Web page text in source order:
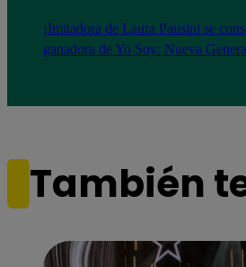
¡Imitadora de Laura Pausini se
ganadora de Yo Soy: Nueva
También